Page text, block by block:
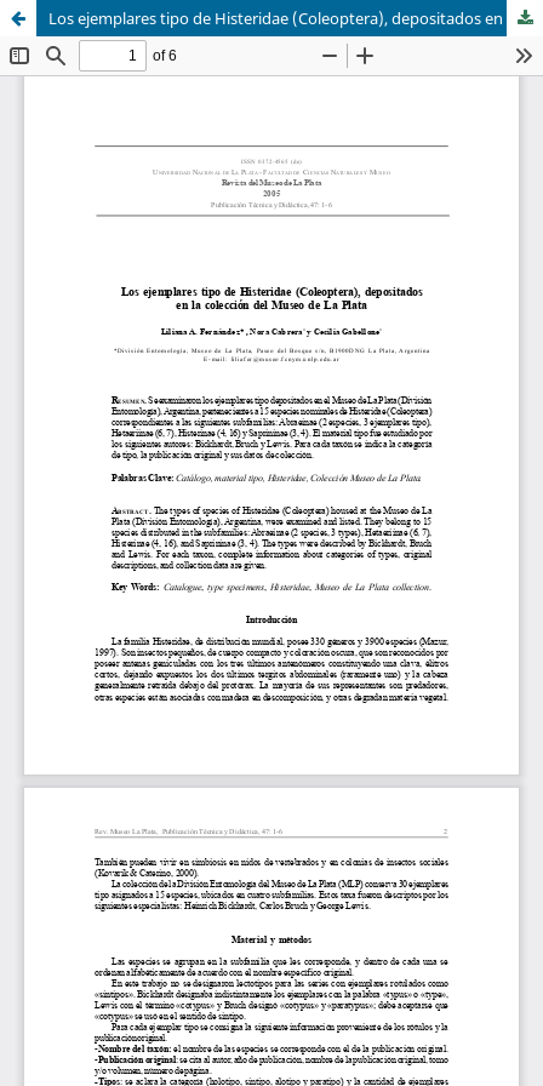
Los ejemplares tipo de Histeridae (Coleoptera), depositados en la colección del Museo de La Plata